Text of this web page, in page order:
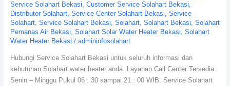
Service Solahart Bekasi, Customer Service Solahart Bekasi,
Distributor Solahart, Service Center Solahart Bekasi, Service
Solahart, Service Solahart Bekasi, Solahart, Solahart Bekasi, Solahart
Pemanas Air Bekasi, Solahart Solar Water Heater Bekasi, Solahart
Water Heater Bekasi / admininfosolahart
Hubungi Service Solahart Bekasi untuk seluruh informasi dan
kebutuhan Solahart water heater anda. Layanan Call Center Tersedia
Senin – Minggu Pukul 06 : 30 sampai 21 : 00 WIB. Service Solahart